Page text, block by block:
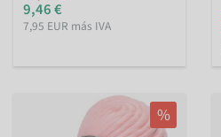
9,46 €
7,95 EUR más IVA
%